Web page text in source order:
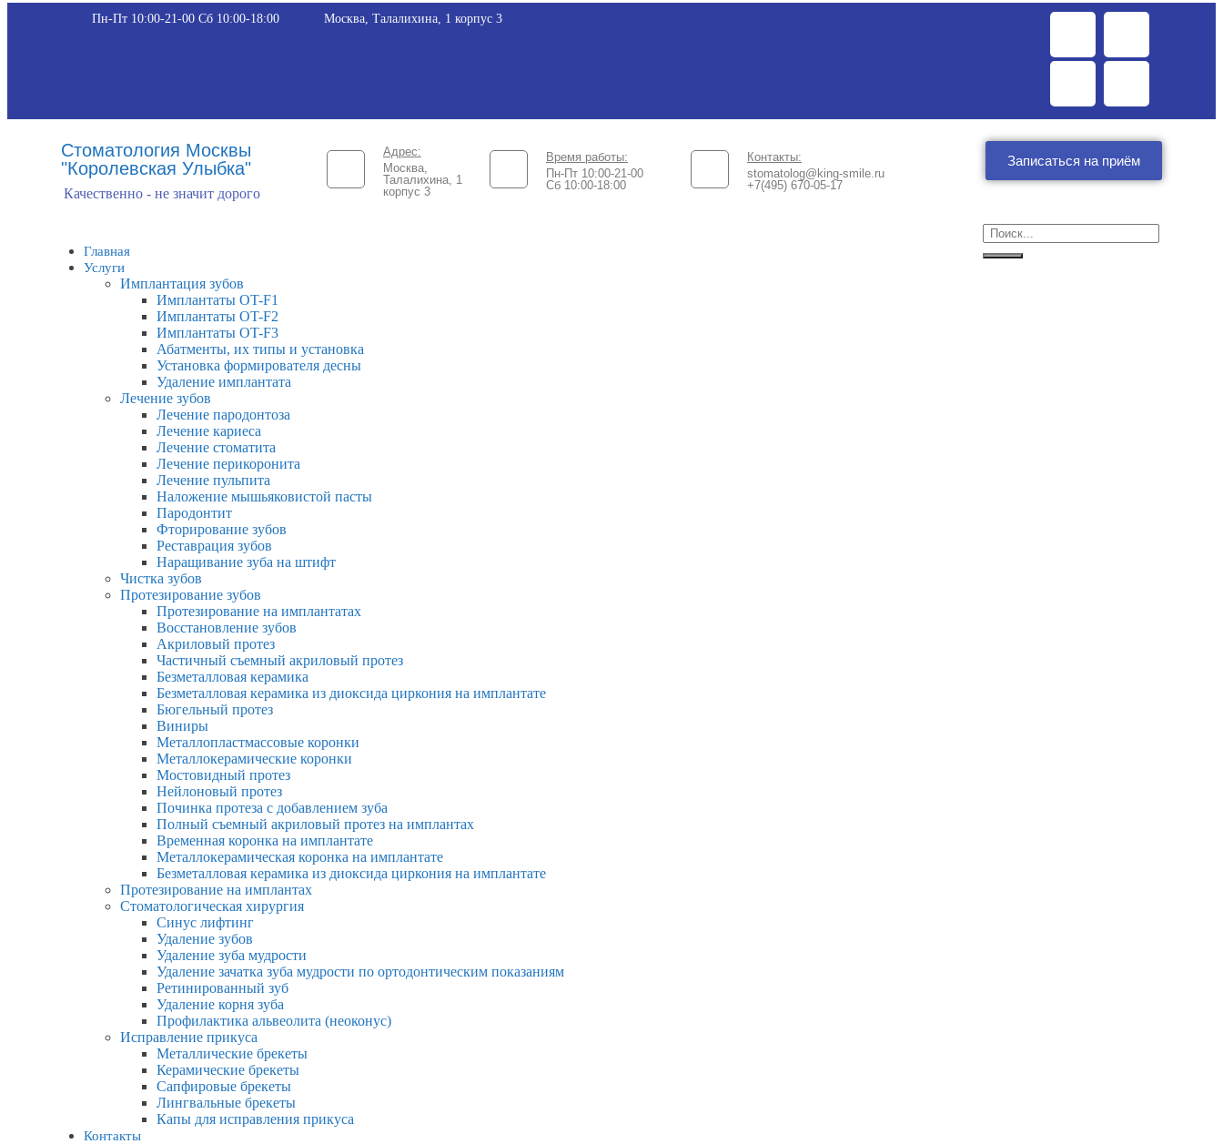
Пн-Пт 10:00-21-00 Сб 10:00-18:00​ Москва, Талалихина, 1 корпус 3
Стоматология Москвы
"Королевская Улыбка"
Качественно - не значит дорого
Адрес:
Москва,
Талалихина, 1
корпус 3
Время работы:
Пн-Пт 10:00-21-00
Сб 10:00-18:00​
Контакты:
stomatolog@king-smile.ru
+7(495) 670-05-17
Записаться на приём
Главная
Услуги
Имплантация зубов
Имплантаты OT-F1
Имплантаты OT-F2
Имплантаты OT-F3
Абатменты, их типы и установка
Установка формирователя десны
Удаление имплантата
Лечение зубов
Лечение пародонтоза
Лечение кариеса
Лечение стоматита
Лечение перикоронита
Лечение пульпита
Наложение мышьяковистой пасты
Пародонтит
Фторирование зубов
Реставрация зубов
Наращивание зуба на штифт
Чистка зубов
Протезирование зубов
Протезирование на имплантатах
Восстановление зубов
Акриловый протез
Частичный съемный акриловый протез
Безметалловая керамика
Безметалловая керамика из диоксида циркония на имплантате
Бюгельный протез
Виниры
Металлопластмассовые коронки
Металлокерамические коронки
Мостовидный протез
Нейлоновый протез
Починка протеза с добавлением зуба
Полный съемный акриловый протез на имплантах
Временная коронка на имплантате
Металлокерамическая коронка на имплантате
Безметалловая керамика из диоксида циркония на имплантате
Протезирование на имплантах
Стоматологическая хирургия
Синус лифтинг
Удаление зубов
Удаление зуба мудрости
Удаление зачатка зуба мудрости по ортодонтическим показаниям
Ретинированный зуб
Удаление корня зуба
Профилактика альвеолита (неоконус)
Исправление прикуса
Металлические брекеты
Керамические брекеты
Сапфировые брекеты
Лингвальные брекеты
Капы для исправления прикуса
Контакты